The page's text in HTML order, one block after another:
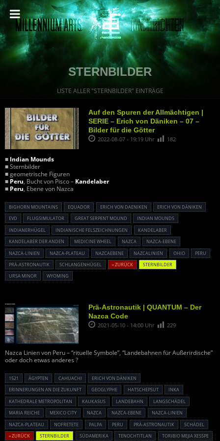
STERNBILDER
LISTE ALLER "STERNBILDER" EINTRÄGE
Auf den Spuren der Allmächtigen |
SERIE – Erich von Däniken – 07 –
Bilder für die Götter
2022-08-07 - 19:19 Uhr 182
■ Indian Mounds
■ Sternbilder
■ geometrische Figuren
■ Peru, Bucht von Pisco – Kandelaber
■ Peru, Ebene von Nazca
BIGHORN MOUNTAINS EQUADOR ERICH VON DAENIKEN
ERICH VON DÄNIKEN
EVD
FLUGSIMULATOR GREAT SERPENT MOUND
INDIAN MOUNDS
INDIANERHÜGEL
INDIANISCHE FELSZEICHNUNGEN
KANDELABER
KANDELABER DER ANDEN
MEDICINE WHEEL NAZCA
NAZCA-EBENE
NAZCA-LINIEN
NAZCA-PLATEAU NAZCAEBENE NAZCALINIEN OHIO
PERU
PRÄ-ASTRONAUTIK
SCHLANGENHÜGEL « ZURÜCK
STERNBILDER
URSA MINOR
WYOMING
Prä-Astronautik | QUANTUM – Der
Nazca Code
2021-05-10 - 14:00 Uhr 229
Nazca Linien von Peru – “rituelle Symbole”, “Landebahnen für Außerirdische”
oder doch etwas anderes ?
1521 ÄGYPTEN CAHUACHI
ERICH VON DÄNIKEN
ERINNERUNGEN AN DIE ZUKUNFT
GEOGLYPHE HATSCHEPSUT
INKA
KATHEDRALE METROPOLITAN
KAUKASUS LANDEBAHN
LANGSCHÄDEL
MARIA REICHE
MEXICO CITY NAZCA NAZCA-EBENE
NAZCA-LINIEN
NAZCA-PLATEAU
NOFRETETE PALPA PERU PRÄ-ASTRONAUTIK
SCHÄDEL
« ZURÜCK
STERNBILDER SÜDAMERIKA TENOCHTITLAN TORIBIO MEJIA XESSPE